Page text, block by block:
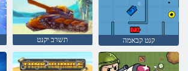
תשרב יקנט קנט קבאמה